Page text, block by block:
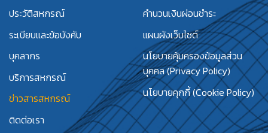
ประวัติสหกรณ์
ระเบียบและข้อบังคับ
บุคลากร
บริการสหกรณ์
ข่าวสารสหกรณ์
ติดต่อเรา
คำนวนเงินผ่อนชำระ
แผนผังเว็บไซต์
นโยบายคุ้มครองข้อมูลส่วน
บุคคล (Privacy Policy)
นโยบายคุกกี้ (Cookie Policy)